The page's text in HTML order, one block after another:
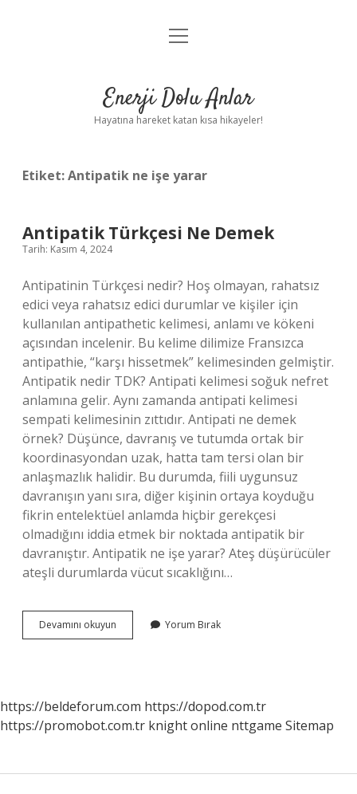
Anasayfa
Yasal Uyarı
menüyü
Enerji Dolu Anlar
Hayatına hareket katan kısa hikayeler!
Etiket:Antipatik ne işe yarar
Antipatik Türkçesi Ne Demek
Tarih: Kasım 4, 2024
Antipatinin Türkçesi nedir? Hoş olmayan, rahatsız
edici veya rahatsız edici durumlar ve kişiler için
kullanılan antipathetic kelimesi, anlamı ve kökeni
açısından incelenir. Bu kelime dilimize Fransızca
antipathie, “karşı hissetmek” kelimesinden gelmiştir.
Antipatik nedir TDK? Antipati kelimesi soğuk nefret
anlamına gelir. Aynı zamanda antipati kelimesi
sempati kelimesinin zıttıdır. Antipati ne demek
örnek? Düşünce, davranış ve tutumda ortak bir
koordinasyondan uzak, hatta tam tersi olan bir
anlaşmazlık halidir. Bu durumda, fiili uygunsuz
davranışın yanı sıra, diğer kişinin ortaya koyduğu
fikrin entelektüel anlamda hiçbir gerekçesi
olmadığını iddia etmek bir noktada antipatik bir
davranıştır. Antipatik ne işe yarar? Ateş düşürücüler
ateşli durumlarda vücut sıcaklığını…
Devamını okuyun Antipatik
Türkçesi
Yorum Bırak
https://beldeforum.com https://dopod.com.tr
https://promobot.com.tr knight online nttgame Sitemap